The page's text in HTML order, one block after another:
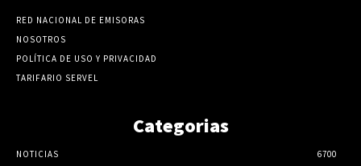
RED NACIONAL DE EMISORAS
NOSOTROS
POLÍTICA DE USO Y PRIVACIDAD
TARIFARIO SERVEL
Categorias
NOTICIAS
6700